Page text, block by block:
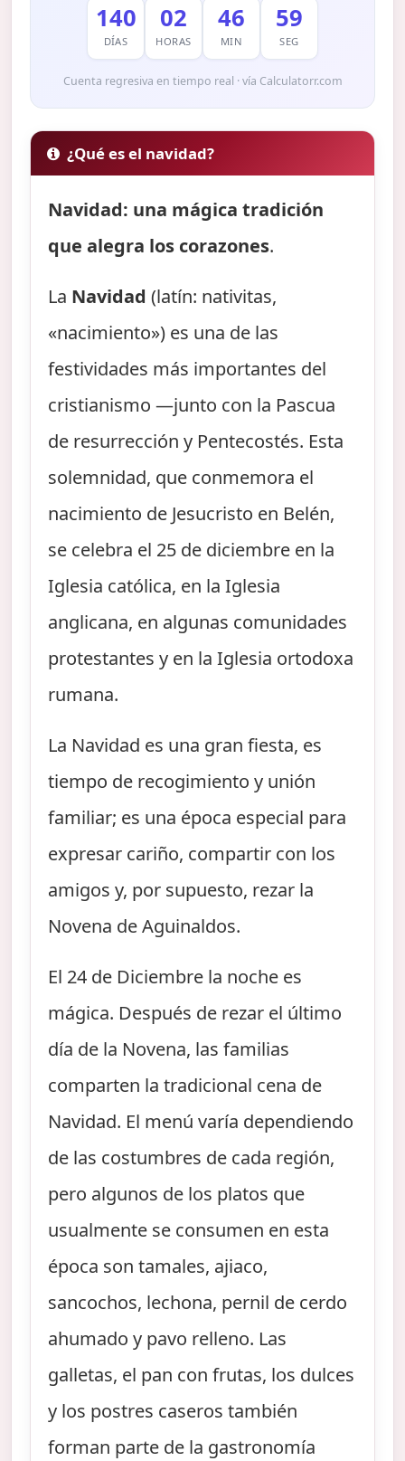
140
DÍAS
02
HORAS
46
MIN
58
SEG
Cuenta regresiva en tiempo real · vía Calculatorr.com
¿Qué es el navidad?
Navidad: una mágica tradición
que alegra los corazones.
La Navidad(latín: nativitas,
«nacimiento») es una de las
festividades más importantes del
cristianismo —junto con la Pascua
de resurrección y Pentecostés. Esta
solemnidad, que conmemora el
nacimiento de Jesucristo en Belén,
se celebra el 25 de diciembre en la
Iglesia católica, en la Iglesia
anglicana, en algunas comunidades
protestantes y en la Iglesia ortodoxa
rumana.
La Navidad es una gran fiesta, es
tiempo de recogimiento y unión
familiar; es una época especial para
expresar cariño, compartir con los
amigos y, por supuesto, rezar la
Novena de Aguinaldos.
El 24 de Diciembre la noche es
mágica. Después de rezar el último
día de la Novena, las familias
comparten la tradicional cena de
Navidad. El menú varía dependiendo
de las costumbres de cada región,
pero algunos de los platos que
usualmente se consumen en esta
época son tamales, ajiaco,
sancochos, lechona, pernil de cerdo
ahumado y pavo relleno. Las
galletas, el pan con frutas, los dulces
y los postres caseros también
forman parte de la gastronomía